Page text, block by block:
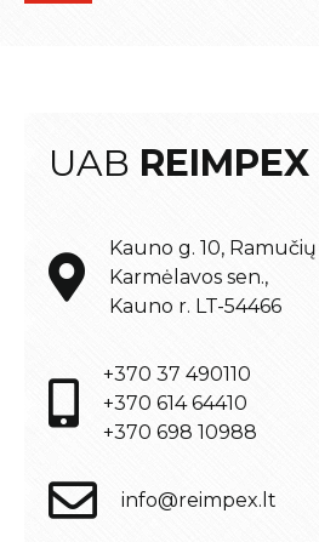
UAB
Kauno g. 10,
Karmėlavos sen.,
Kauno r. LT-54466
+370 37 490110
+370 614 64410
+370 698 10988
info@reimpex.lt